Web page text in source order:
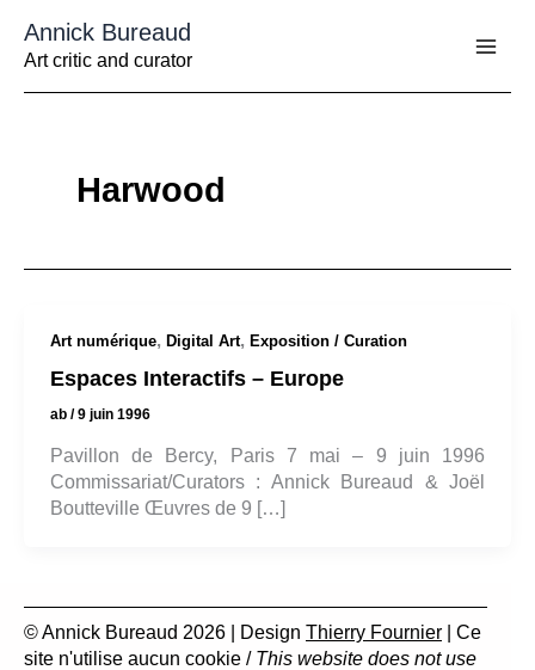
contenu
Annick Bureaud
Art critic and curator
Harwood
Art numérique, Digital Art, Exposition / Curation
Espaces Interactifs – Europe
ab /9 juin 1996
Pavillon de Bercy, Paris 7 mai – 9 juin 1996
Commissariat/Curators : Annick Bureaud & Joël
Boutteville Œuvres de 9 […]
© Annick Bureaud 2026 | Design Thierry Fournier | Ce
site n'utilise aucun cookie / This website does not use